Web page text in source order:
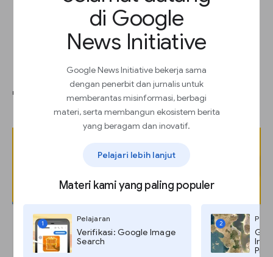
di Google
News Initiative
Google News Initiative bekerja sama
dengan penerbit dan jurnalis untuk
memberantas misinformasi, berbagi
materi, serta membangun ekosistem berita
yang beragam dan inovatif.
Pelajari lebih lanjut
Materi kami yang paling populer
1
Pelajaran
Verifikasi: Google Image
Search
2
Pro,
Untuk membuat GIF Anda, pilih
" Preview GIF."